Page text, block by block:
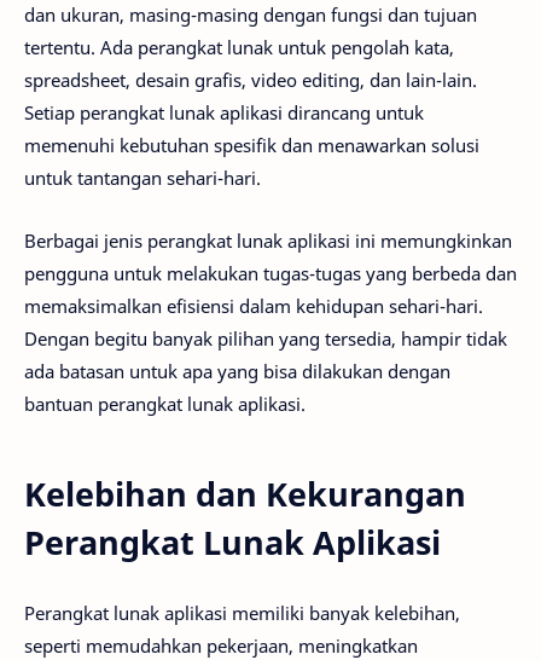
dan ukuran, masing-masing dengan fungsi dan tujuan
tertentu. Ada perangkat lunak untuk pengolah kata,
spreadsheet, desain grafis, video editing, dan lain-lain.
Setiap perangkat lunak aplikasi dirancang untuk
memenuhi kebutuhan spesifik dan menawarkan solusi
untuk tantangan sehari-hari.
Berbagai jenis perangkat lunak aplikasi ini memungkinkan
pengguna untuk melakukan tugas-tugas yang berbeda dan
memaksimalkan efisiensi dalam kehidupan sehari-hari.
Dengan begitu banyak pilihan yang tersedia, hampir tidak
ada batasan untuk apa yang bisa dilakukan dengan
bantuan perangkat lunak aplikasi.
Kelebihan dan Kekurangan
Perangkat Lunak Aplikasi
Perangkat lunak aplikasi memiliki banyak kelebihan,
seperti memudahkan pekerjaan, meningkatkan